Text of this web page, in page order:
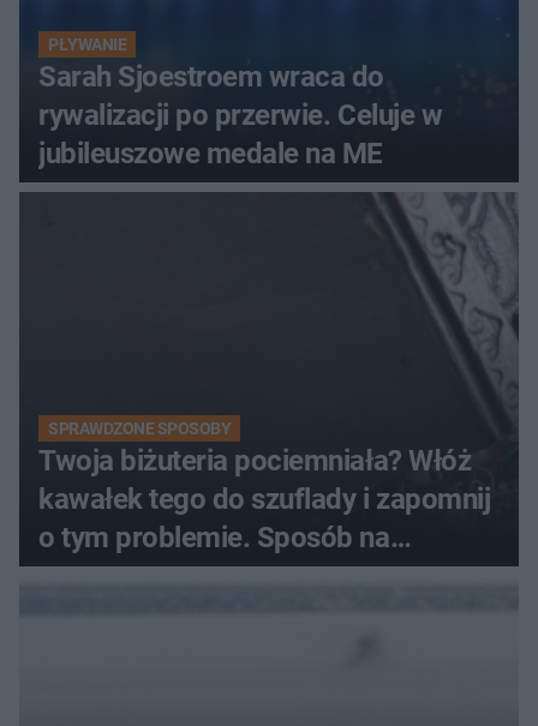
PŁYWANIE
Sarah Sjoestroem wraca do
rywalizacji po przerwie. Celuje w
jubileuszowe medale na ME
SPRAWDZONE SPOSOBY
Twoja biżuteria pociemniała? Włóż
kawałek tego do szuflady i zapomnij
o tym problemie. Sposób na
pociemniałą biżuterię